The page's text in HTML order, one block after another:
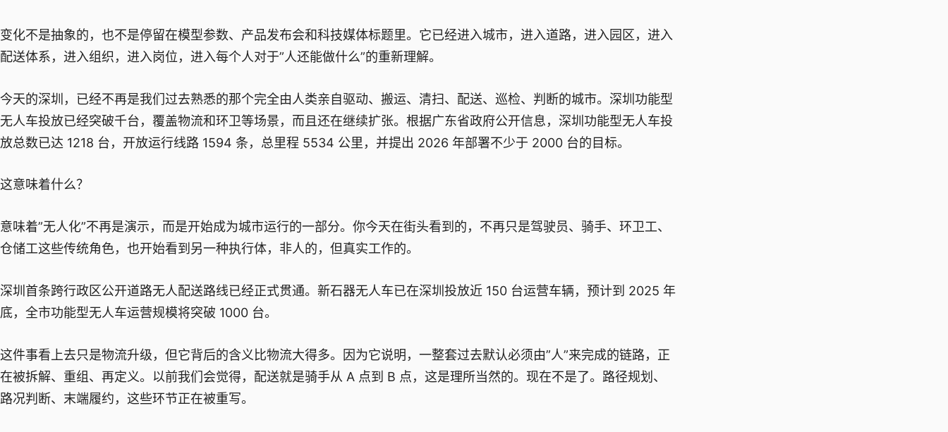
变化不是抽象的，也不是停留在模型参数、产品发布会和科技媒体标题里。它已经进入城市，进入道路，进入园区，进入
配送体系，进入组织，进入岗位，进入每个人对于”人还能做什么”的重新理解。
今天的深圳，已经不再是我们过去熟悉的那个完全由人类亲自驱动、搬运、清扫、配送、巡检、判断的城市。深圳功能型
无人车投放已经突破千台，覆盖物流和环卫等场景，而且还在继续扩张。根据广东省政府公开信息，深圳功能型无人车投
放总数已达 1218 台，开放运行线路 1594 条，总里程 5534 公里，并提出 2026 年部署不少于 2000 台的目标。
这意味着什么？
意味着”无人化”不再是演示，而是开始成为城市运行的一部分。你今天在街头看到的，不再只是驾驶员、骑手、环卫工、
仓储工这些传统角色，也开始看到另一种执行体，非人的，但真实工作的。
深圳首条跨行政区公开道路无人配送路线已经正式贯通。新石器无人车已在深圳投放近 150 台运营车辆，预计到 2025 年
底，全市功能型无人车运营规模将突破 1000 台。
这件事看上去只是物流升级，但它背后的含义比物流大得多。因为它说明，一整套过去默认必须由”人”来完成的链路，正
在被拆解、重组、再定义。以前我们会觉得，配送就是骑手从 A 点到 B 点，这是理所当然的。现在不是了。路径规划、
路况判断、末端履约，这些环节正在被重写。